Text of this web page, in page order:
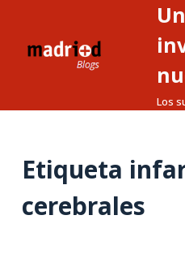
o
Los
Etiqueta
cerebrales